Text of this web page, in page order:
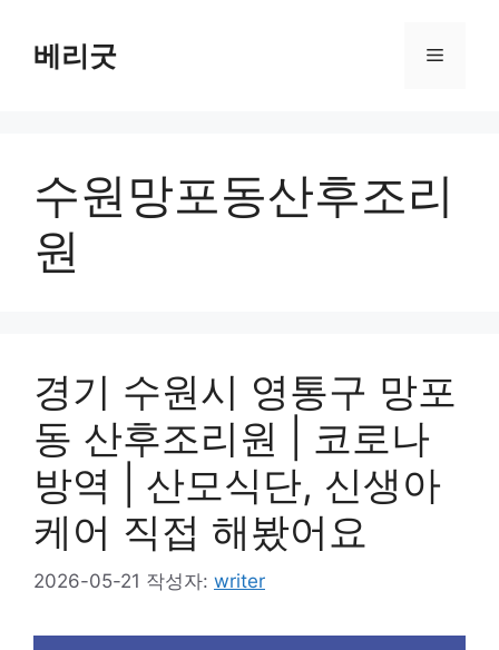
베리굿 메
수원망포동산후조리
원
경기 수원시 영통구 망포
동 산후조리원 | 코로나
방역 | 산모식단, 신생아
케어 직접 해봤어요
2026-05-21 작성자: writer